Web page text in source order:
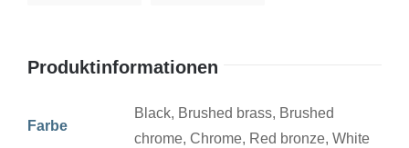
Produktinformationen
Farbe
Black, Brushed brass, Brushed
chrome, Chrome, Red bronze, White